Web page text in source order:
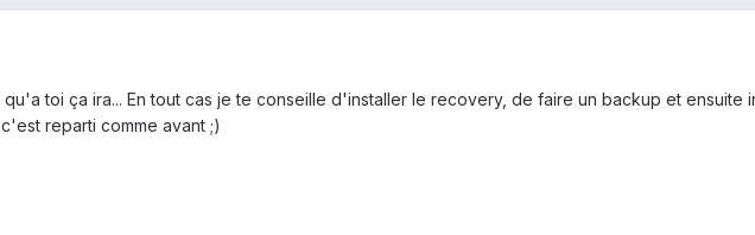
toi ça ira... En tout cas je te conseille d'installer le recovery, de faire un backup et ensuite
reparti comme avant ;)